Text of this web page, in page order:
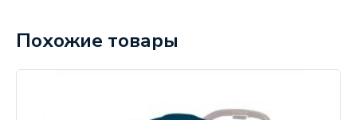
Похожие товары